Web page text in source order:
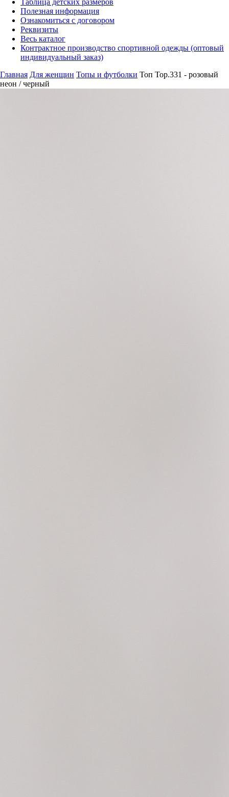
Таблица детских размеров
Полезная информация
Ознакомиться с договором
Реквизиты
Весь каталог
Контрактное производство спортивной одежды (оптовый
индивидуальный заказ)
Главная Для женщин Топы и футболки Топ Top.331 - розовый
неон / черный